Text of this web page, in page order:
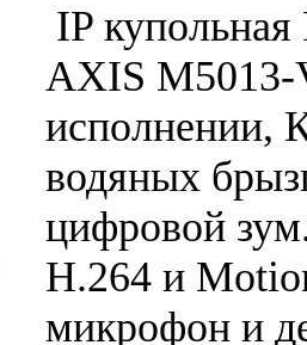
IP
AXIS M5013-
исполнении,
водяных
цифровой
H.264 и
микрофон и